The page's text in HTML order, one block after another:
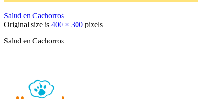
Salud en Cachorros
Original size is 400 × 300 pixels
Salud en Cachorros